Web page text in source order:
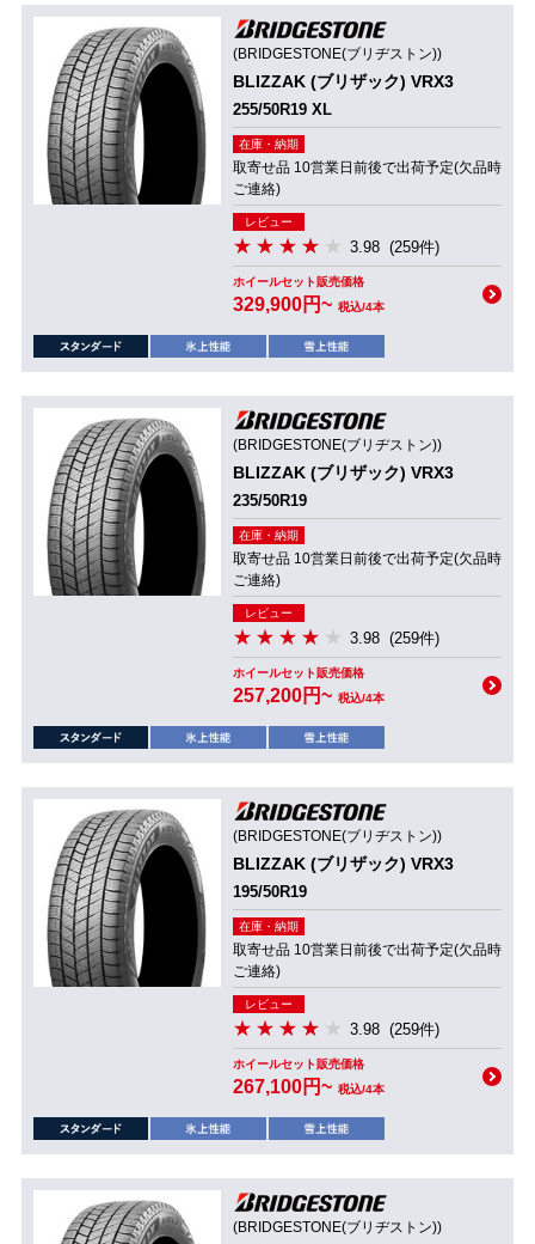
(BRIDGESTONE(ブリヂストン))
BLIZZAK (ブリザック) VRX3
255/50R19 XL
在庫・納期
取寄せ品 10営業日前後で出荷予定(欠品時
ご連絡)
レビュー
3.98 (259件)
ホイールセット販売価格
329,900円~ 税込/4本
(BRIDGESTONE(ブリヂストン))
BLIZZAK (ブリザック) VRX3
235/50R19
在庫・納期
取寄せ品 10営業日前後で出荷予定(欠品時
ご連絡)
レビュー
3.98 (259件)
ホイールセット販売価格
257,200円~ 税込/4本
(BRIDGESTONE(ブリヂストン))
BLIZZAK (ブリザック) VRX3
195/50R19
在庫・納期
取寄せ品 10営業日前後で出荷予定(欠品時
ご連絡)
レビュー
3.98 (259件)
ホイールセット販売価格
267,100円~ 税込/4本
(BRIDGESTONE(ブリヂストン))